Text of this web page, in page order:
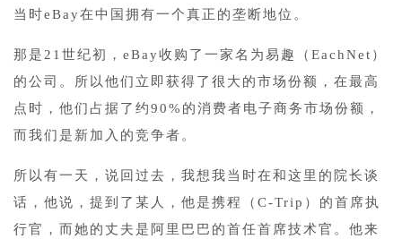
当时eBay在中国拥有一个真正的垄断地位。
那是21世纪初，eBay收购了一家名为易趣（EachNet）
的公司。所以他们立即获得了很大的市场份额，在最高
点时，他们占据了约90%的消费者电子商务市场份额，
而我们是新加入的竞争者。
所以有一天，说回过去，我想我当时在和这里的院长谈
话，他说，提到了某人，他是携程（C-Trip）的首席执
行官，而她的丈夫是阿里巴巴的首任首席技术官。他来